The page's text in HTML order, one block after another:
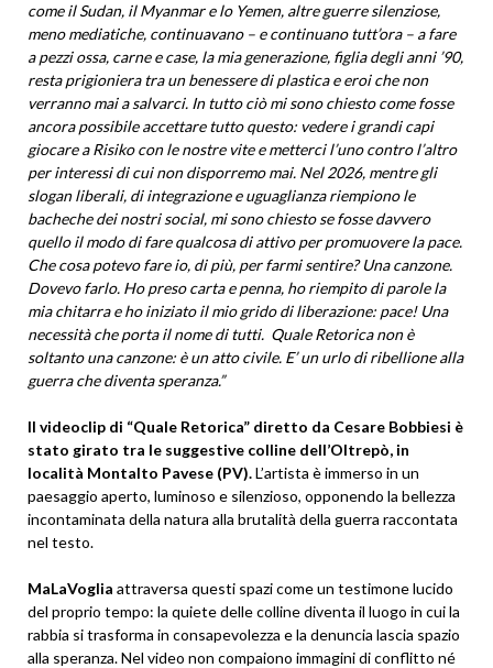
come il Sudan, il Myanmar e lo Yemen, altre guerre silenziose,
meno mediatiche, continuavano – e continuano tutt’ora – a fare
a pezzi ossa, carne e case, la mia generazione, figlia degli anni ’90,
resta prigioniera tra un benessere di plastica e eroi che non
verranno mai a salvarci. In tutto ciò mi sono chiesto come fosse
ancora possibile accettare tutto questo: vedere i grandi capi
giocare a Risiko con le nostre vite e metterci l’uno contro l’altro
per interessi di cui non disporremo mai. Nel 2026, mentre gli
slogan liberali, di integrazione e uguaglianza riempiono le
bacheche dei nostri social, mi sono chiesto se fosse davvero
quello il modo di fare qualcosa di attivo per promuovere la pace.
Che cosa potevo fare io, di più, per farmi sentire? Una canzone.
Dovevo farlo. Ho preso carta e penna, ho riempito di parole la
mia chitarra e ho iniziato il mio grido di liberazione: pace! Una
necessità che porta il nome di tutti. Quale Retorica non è
soltanto una canzone: è un atto civile. E’ un urlo di ribellione alla
guerra che diventa speranza.”
Il videoclip di “Quale Retorica” diretto da Cesare Bobbiesi è
stato girato tra le suggestive colline dell’Oltrepò, in
località Montalto Pavese (PV).L’artista è immerso in un
paesaggio aperto, luminoso e silenzioso, opponendo la bellezza
incontaminata della natura alla brutalità della guerra raccontata
nel testo.
MaLaVoglia attraversa questi spazi come un testimone lucido
del proprio tempo: la quiete delle colline diventa il luogo in cui la
rabbia si trasforma in consapevolezza e la denuncia lascia spazio
alla speranza. Nel video non compaiono immagini di conflitto né